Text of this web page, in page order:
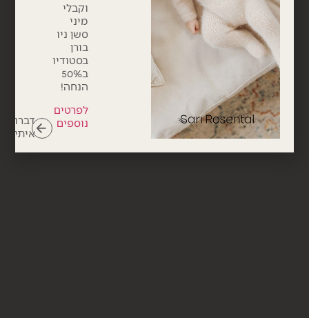
וקבלי
מיני
סשן ניו
בורן
בסטודיו
ב50%
הנחה!
לפרטים
נוספים
דברו
איתי